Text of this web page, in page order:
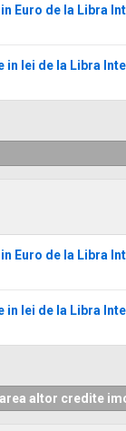
Euro de la Libra
lei de la Libra
Euro de la Libra
lei de la Libra
altor credite